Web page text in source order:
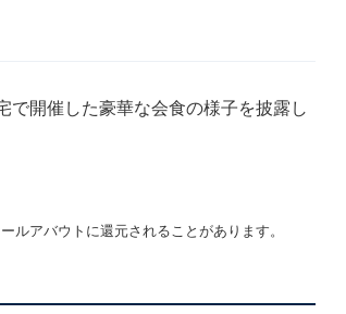
で開催した豪華な会食の様子を披露し
アバウトに還元されることがあります。